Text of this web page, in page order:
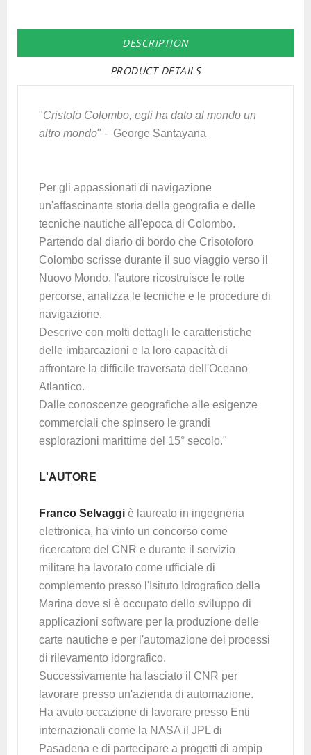
DESCRIPTION
PRODUCT DETAILS
"Cristofo Colombo, egli ha dato al mondo un
altro mondo" - George Santayana
Per gli appassionati di navigazione
un'affascinante storia della geografia e delle
tecniche nautiche all'epoca di Colombo.
Partendo dal diario di bordo che Crisotoforo
Colombo scrisse durante il suo viaggio verso il
Nuovo Mondo, l'autore ricostruisce le rotte
percorse, analizza le tecniche e le procedure di
navigazione.
Descrive con molti dettagli le caratteristiche
delle imbarcazioni e la loro capacità di
affrontare la difficile traversata dell'Oceano
Atlantico.
Dalle conoscenze geografiche alle esigenze
commerciali che spinsero le grandi
esplorazioni marittime del 15° secolo."
L'AUTORE
Franco Selvaggi è laureato in ingegneria
elettronica, ha vinto un concorso come
ricercatore del CNR e durante il servizio
militare ha lavorato come ufficiale di
complemento presso l'Isituto Idrografico della
Marina dove si è occupato dello sviluppo di
applicazioni software per la produzione delle
carte nautiche e per l'automazione dei processi
di rilevamento idorgrafico.
Successivamente ha lasciato il CNR per
lavorare presso un'azienda di automazione.
Ha avuto occazione di lavorare presso Enti
internazionali come la NASA il JPL di
Pasadena e di partecipare a progetti di ampip